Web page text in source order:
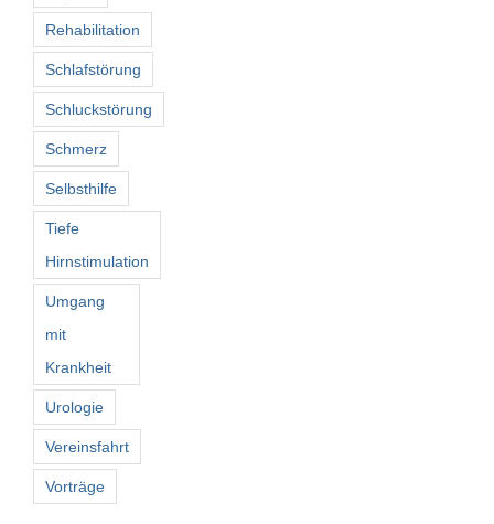
Rehabilitation
Schlafstörung
Schluckstörung
Schmerz
Selbsthilfe
Tiefe
Hirnstimulation
Umgang
mit
Krankheit
Urologie
Vereinsfahrt
Vorträge